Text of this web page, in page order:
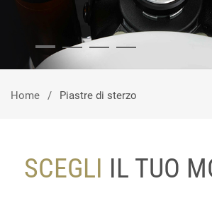
Home Piastre di sterzo
SCEGLI IL TUO